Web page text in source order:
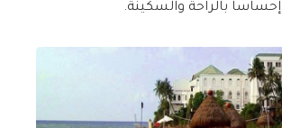
إحساساً بالراحة والسكينة.